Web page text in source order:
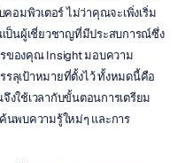
อมพิวเตอร์ ไม่ว่าคุณจะเพิ่งเริ่ม
ป็นผู้เชี่ยวชาญที่มีประสบการณ์ซึ่ง
ของคุณ Insight มอบความ
ลุเป้าหมายที่ตั้งไว้ ทั้งหมดนี้คือ
งใช้เวลากับขั้นตอนการเตรียม
นพบความรู้ใหม่ๆ และการ